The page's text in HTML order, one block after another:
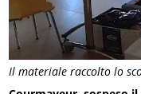
Il materiale raccolto lo